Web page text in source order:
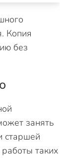
Копия
без
занять
старшей
таких